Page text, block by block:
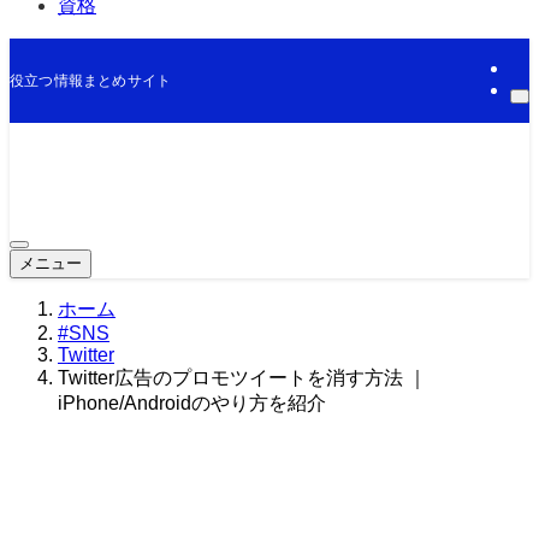
資格
役立つ情報まとめサイト
メニュー
ホーム
#SNS
Twitter
Twitter広告のプロモツイートを消す方法 ｜
iPhone/Androidのやり方を紹介